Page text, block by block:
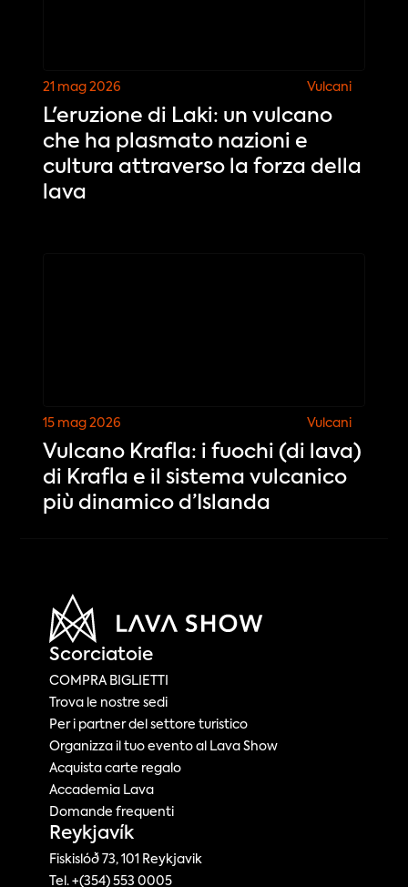
21 mag 2026 Vulcani
L'eruzione di Laki: un vulcano
che ha plasmato nazioni e
cultura attraverso la forza della
lava
15 mag 2026 Vulcani
Vulcano Krafla: i fuochi (di lava)
di Krafla e il sistema vulcanico
più dinamico d’Islanda
Scorciatoie
COMPRA BIGLIETTI
Trova le nostre sedi
Per i partner del settore turistico
Organizza il tuo evento al Lava Show
Acquista carte regalo
Accademia Lava
Domande frequenti
Reykjavík
Fiskislóð 73, 101 Reykjavik
Tel. +(354) 553 0005